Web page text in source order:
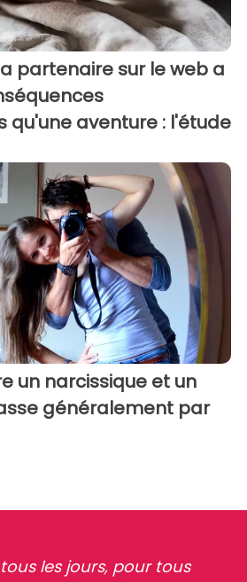
partenaire sur le web a
aventure : l'étude
un narcissique et un
généralement par
les jours, pour tous